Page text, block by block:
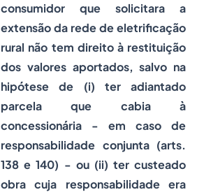
consumidor que solicitara a
extensão da rede de eletrificação
rural não tem direito à restituição
dos valores aportados, salvo na
hipótese de (i) ter adiantado
parcela que cabia à
concessionária - em caso de
responsabilidade conjunta (arts.
138 e 140) - ou (ii) ter custeado
obra cuja responsabilidade era